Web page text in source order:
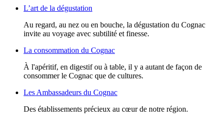
L’art de la dégustation
Au regard, au nez ou en bouche, la dégustation du Cognac
invite au voyage avec subtilité et finesse.
La consommation du Cognac
À l'apéritif, en digestif ou à table, il y a autant de façon de
consommer le Cognac que de cultures.
Les Ambassadeurs du Cognac
Des établissements précieux au cœur de notre région.